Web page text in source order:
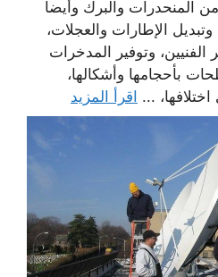
المنحدرات والبرك وأيضا
وتبديل الإطارات والعجلات،
الفنيين، وتوفير المدخرات
بأحجامها وأشكالها،
... اقرأ المزيد